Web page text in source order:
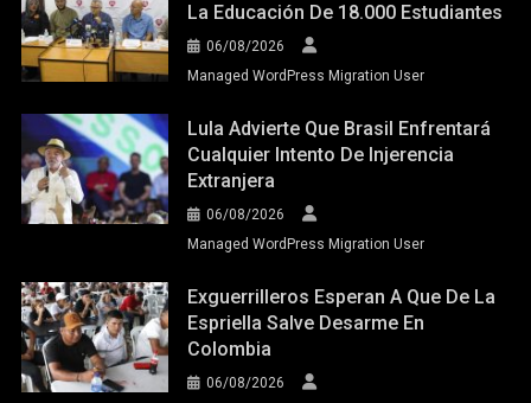
La Educación De 18.000 Estudiantes
06/08/2026
Managed WordPress Migration User
Lula Advierte Que Brasil Enfrentará
Cualquier Intento De Injerencia
Extranjera
06/08/2026
Managed WordPress Migration User
Exguerrilleros Esperan A Que De La
Espriella Salve Desarme En
Colombia
06/08/2026